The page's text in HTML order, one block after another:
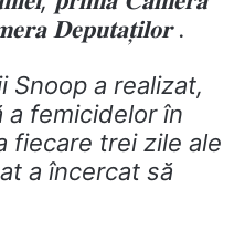
𝐃𝐞𝐩𝐮𝐭𝐚𝐭̦𝐢𝐥𝐨𝐫 .
a realizat,
a femicidelor în
fiecare trei zile ale
a încercat să